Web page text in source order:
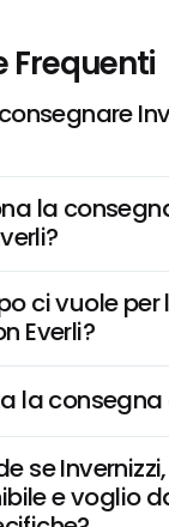
Frequenti
la
ci vuole per
Everli?
la consegna
se
e voglio